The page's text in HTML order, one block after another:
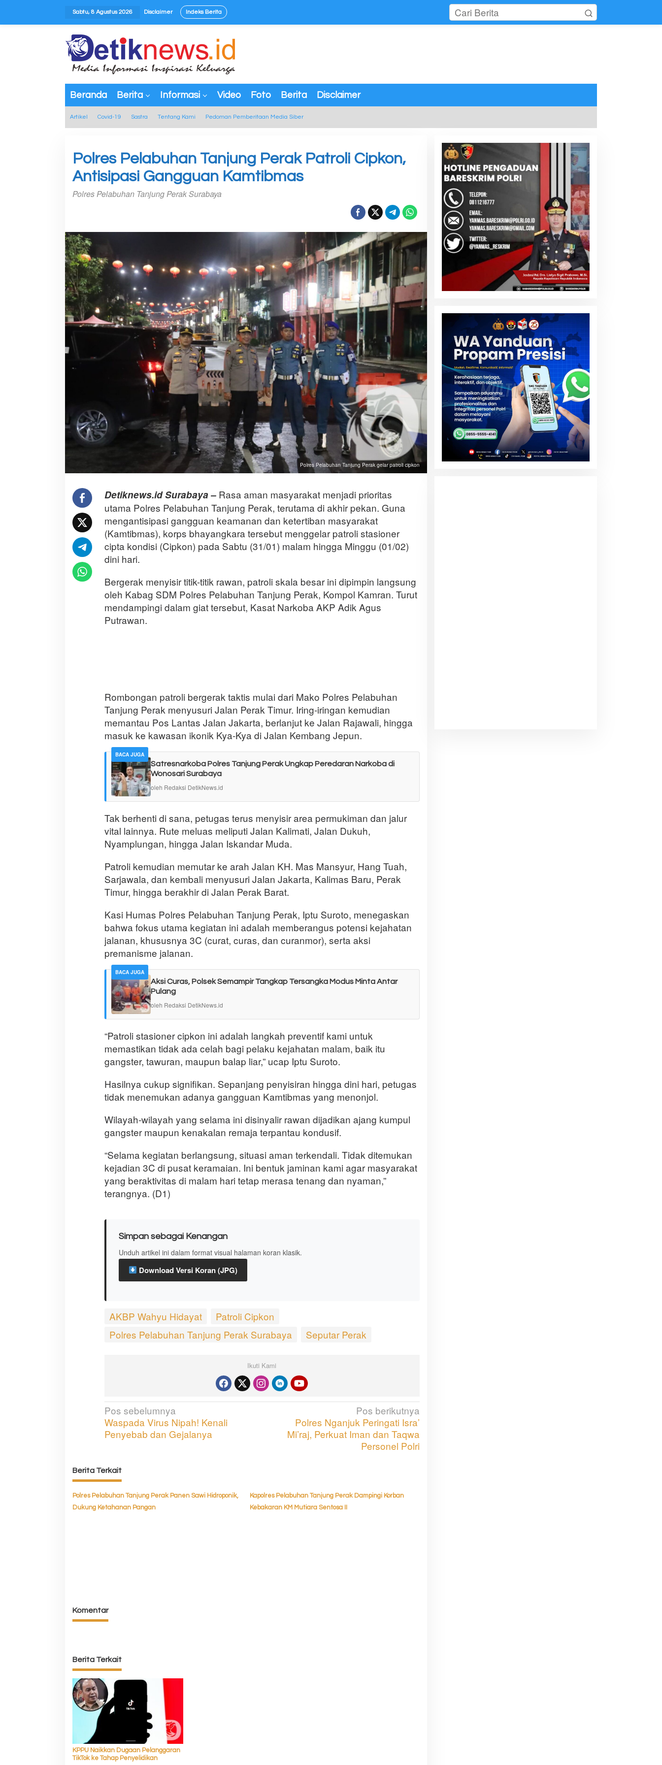
Sabtu, 8 Agustus 2026 Disclaimer Indeks Berita
Beranda Berita Informasi Video Foto Berita Disclaimer
Artikel Covid-19 Sastra Tentang Kami Pedoman Pemberitaan Media Siber
Polres Pelabuhan Tanjung Perak Patroli Cipkon,
Antisipasi Gangguan Kamtibmas
Polres Pelabuhan Tanjung Perak Surabaya
Polres Pelabuhan Tanjung Perak gelar patroli cipkon
Detiknews.id Surabaya –Rasa aman masyarakat menjadi prioritas
utama Polres Pelabuhan Tanjung Perak, terutama di akhir pekan. Guna
mengantisipasi gangguan keamanan dan ketertiban masyarakat
(Kamtibmas), korps bhayangkara tersebut menggelar patroli stasioner
cipta kondisi (Cipkon) pada Sabtu (31/01) malam hingga Minggu (01/02)
dini hari.
Bergerak menyisir titik-titik rawan, patroli skala besar ini dipimpin langsung
oleh Kabag SDM Polres Pelabuhan Tanjung Perak, Kompol Kamran. Turut
mendampingi dalam giat tersebut, Kasat Narkoba AKP Adik Agus
Putrawan.
Rombongan patroli bergerak taktis mulai dari Mako Polres Pelabuhan
Tanjung Perak menyusuri Jalan Perak Timur. Iring-iringan kemudian
memantau Pos Lantas Jalan Jakarta, berlanjut ke Jalan Rajawali, hingga
masuk ke kawasan ikonik Kya-Kya di Jalan Kembang Jepun.
BACA JUGA
Satresnarkoba Polres Tanjung Perak Ungkap Peredaran Narkoba di
Wonosari Surabaya
oleh Redaksi DetikNews.id
Tak berhenti di sana, petugas terus menyisir area permukiman dan jalur
vital lainnya. Rute meluas meliputi Jalan Kalimati, Jalan Dukuh,
Nyamplungan, hingga Jalan Iskandar Muda.
Patroli kemudian memutar ke arah Jalan KH. Mas Mansyur, Hang Tuah,
Sarjawala, dan kembali menyusuri Jalan Jakarta, Kalimas Baru, Perak
Timur, hingga berakhir di Jalan Perak Barat.
Kasi Humas Polres Pelabuhan Tanjung Perak, Iptu Suroto, menegaskan
bahwa fokus utama kegiatan ini adalah memberangus potensi kejahatan
jalanan, khususnya 3C (curat, curas, dan curanmor), serta aksi
premanisme jalanan.
BACA JUGA
Aksi Curas, Polsek Semampir Tangkap Tersangka Modus Minta Antar
Pulang
oleh Redaksi DetikNews.id
“Patroli stasioner cipkon ini adalah langkah preventif kami untuk
memastikan tidak ada celah bagi pelaku kejahatan malam, baik itu
gangster, tawuran, maupun balap liar,” ucap Iptu Suroto.
Hasilnya cukup signifikan. Sepanjang penyisiran hingga dini hari, petugas
tidak menemukan adanya gangguan Kamtibmas yang menonjol.
Wilayah-wilayah yang selama ini disinyalir rawan dijadikan ajang kumpul
gangster maupun kenakalan remaja terpantau kondusif.
“Selama kegiatan berlangsung, situasi aman terkendali. Tidak ditemukan
kejadian 3C di pusat keramaian. Ini bentuk jaminan kami agar masyarakat
yang beraktivitas di malam hari tetap merasa tenang dan nyaman,”
terangnya. (D1)
Simpan sebagai Kenangan
Unduh artikel ini dalam format visual halaman koran klasik.
Download Versi Koran (JPG)
AKBP Wahyu Hidayat
Patroli Cipkon
Polres Pelabuhan Tanjung Perak Surabaya
Seputar Perak
Ikuti Kami
N
a
g
a
s
Pos sebelumnya
Waspada Virus Nipah! Kenali
Penyebab dan Gejalanya
Pos berikutnya
Polres Nganjuk Peringati Isra’
Mi’raj, Perkuat Iman dan Taqwa
Personel Polri
Berita Terkait
Polres Pelabuhan Tanjung Perak Panen Sawi Hidroponik,
Dukung Ketahanan Pangan
Kapolres Pelabuhan Tanjung Perak Dampingi Korban
Kebakaran KM Mutiara Sentosa II
Komentar
Berita Terkait
KPPU Naikkan Dugaan Pelanggaran
TikTok ke Tahap Penyelidikan